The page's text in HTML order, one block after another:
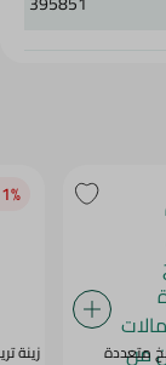
متعددة